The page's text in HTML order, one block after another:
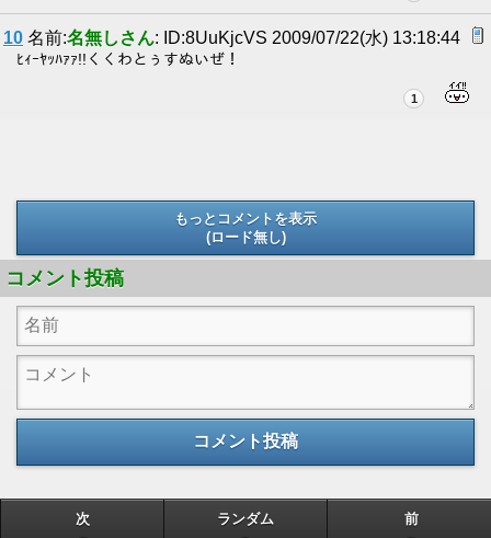
10 名前:名無しさん: ID:8UuKjcVS 2009/07/22(水) 13:18:44
ﾋｨｰﾔｯﾊｧｧ!!くくわとぅすぬいぜ！
1
もっとコメントを表示
(ロード無し)
コメント投稿
コメント投稿
次 ランダム 前